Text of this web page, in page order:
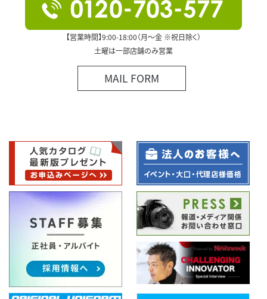
【営業時間】9:00-18:00（月～金 ※祝日除く）
土曜は一部店舗のみ営業
MAIL FORM